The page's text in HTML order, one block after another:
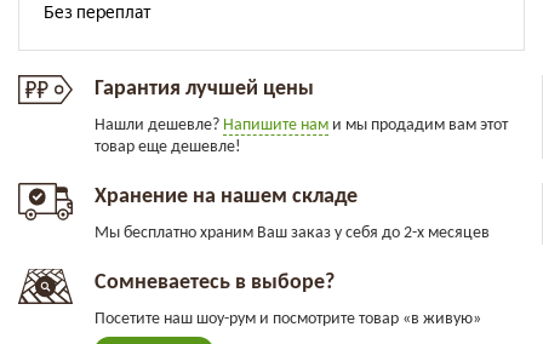
Гарантия лучшей цены
Нашли дешевле? Напишите нам и мы продадим вам этот
товар еще дешевле!
Хранение на нашем складе
Мы бесплатно храним Ваш заказ у себя до 2-х месяцев
Сомневаетесь в выборе?
Посетите наш шоу-рум и посмотрите товар «в живую»